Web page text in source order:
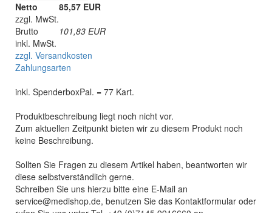
Netto
85,57 EUR
zzgl. MwSt.
Brutto
101,83 EUR
inkl. MwSt.
zzgl. Versandkosten
Zahlungsarten
inkl. SpenderboxPal. = 77 Kart.
Produktbeschreibung liegt noch nicht vor.
Zum aktuellen Zeitpunkt bieten wir zu diesem Produkt noch
keine Beschreibung.
Sollten Sie Fragen zu diesem Artikel haben, beantworten wir
diese selbstverständlich gerne.
Schreiben Sie uns hierzu bitte eine E-Mail an
service@medishop.de, benutzen Sie das Kontaktformular oder